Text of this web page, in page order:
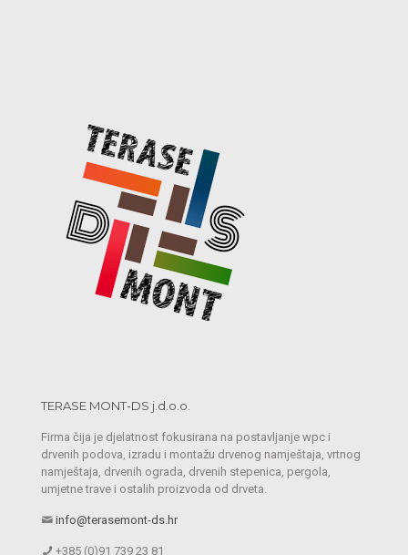
TERASE MONT-DS j.d.o.o.
Firma čija je djelatnost fokusirana na postavljanje wpc i
drvenih podova, izradu i montažu drvenog namještaja, vrtnog
namještaja, drvenih ograda, drvenih stepenica, pergola,
umjetne trave i ostalih proizvoda od drveta.
info@terasemont-ds.hr
+385 (0)91 739 23 81